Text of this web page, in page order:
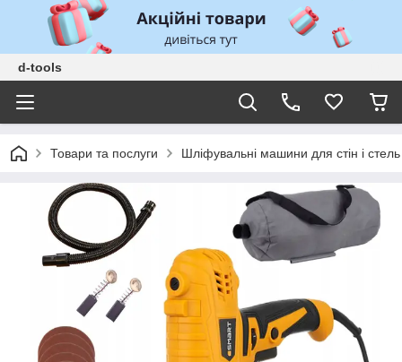
d-tools
Товари та послуги Шліфувальні машини для стін і стель